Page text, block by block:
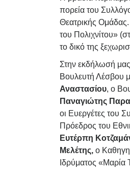
πορεία του
Θεατρικής Ομάδας.
του Πολιχνίτου»
το δικό της
Στην εκδήλωσή
Βουλευτή Λέσβου
Αναστασίου, ο
Παναγιώτης
οι Ευεργέτες του
Πρόεδρος του
Ευτέρπη
Μελέτης, ο
Ιδρύματος «Μαρία